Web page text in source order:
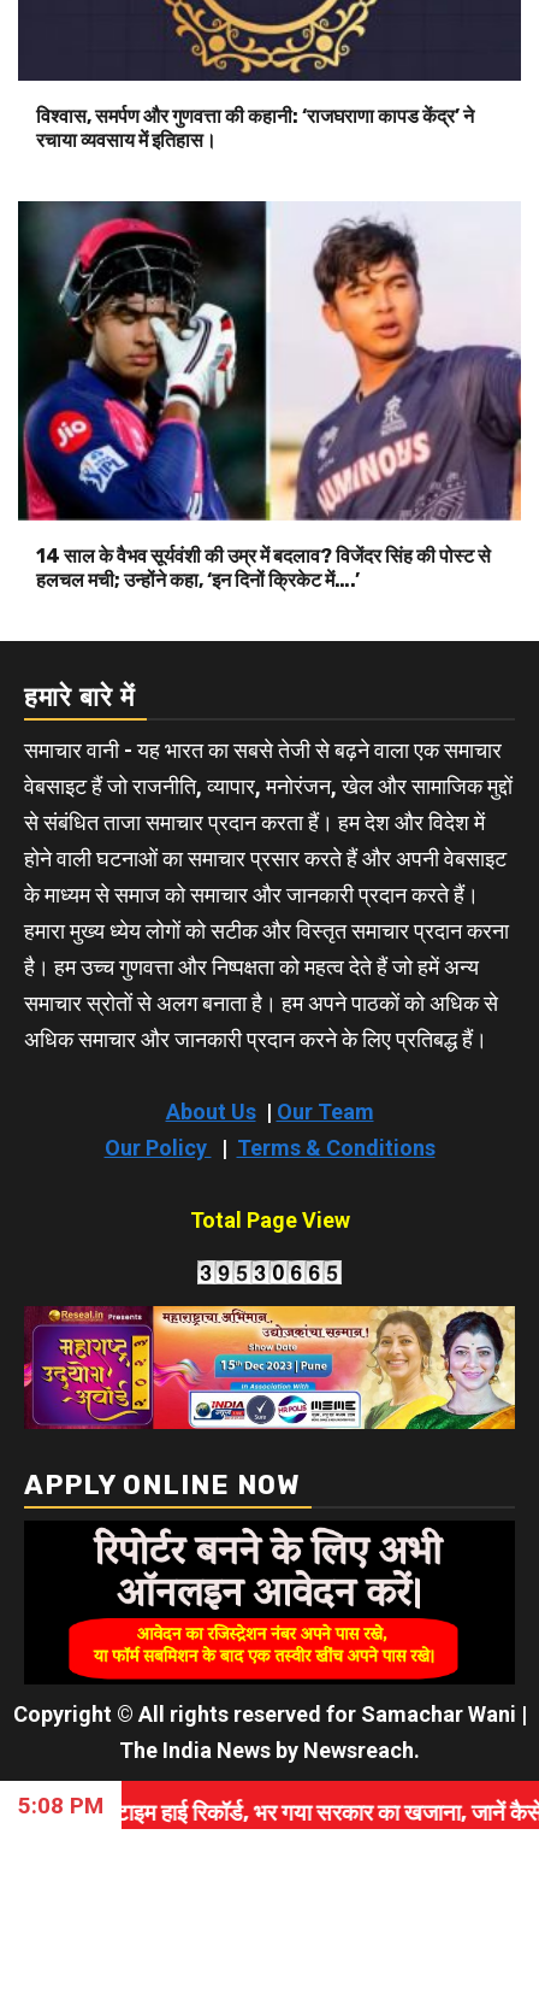
विश्वास, समर्पण और गुणवत्ता की कहानी: ‘राजघराणा कापड केंद्र’ ने
रचाया व्यवसाय में इतिहास।
14 साल के वैभव सूर्यवंशी की उम्र में बदलाव? विजेंदर सिंह की पोस्ट से
हलचल मची; उन्होंने कहा, ‘इन दिनों क्रिकेट में….’
हमारे बारे में
समाचार वानी - यह भारत का सबसे तेजी से बढ़ने वाला एक समाचार
वेबसाइट हैं जो राजनीति, व्यापार, मनोरंजन, खेल और सामाजिक मुद्दों
से संबंधित ताजा समाचार प्रदान करता हैं। हम देश और विदेश में
होने वाली घटनाओं का समाचार प्रसार करते हैं और अपनी वेबसाइट
के माध्यम से समाज को समाचार और जानकारी प्रदान करते हैं।
हमारा मुख्य ध्येय लोगों को सटीक और विस्तृत समाचार प्रदान करना
है। हम उच्च गुणवत्ता और निष्पक्षता को महत्व देते हैं जो हमें अन्य
समाचार स्रोतों से अलग बनाता है। हम अपने पाठकों को अधिक से
अधिक समाचार और जानकारी प्रदान करने के लिए प्रतिबद्ध हैं।
About Us| Our Team
Our Policy
| Terms & Conditions
Total Page View
APPLY ONLINE NOW
Copyright © All rights reserved for Samachar Wani |
The India News by Newsreach.
5:08 PM
हाई रिकॉर्ड, भर गया सरकार का खजाना, जानें कैसे रचा